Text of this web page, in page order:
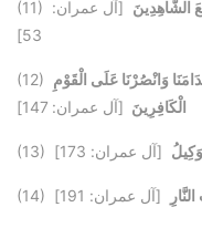
(11) الشَّاهِدِينَ [آل عمران:
53]
(12) وَانْصُرْنَا عَلَى الْقَوْمِ
الْكَافِرِينَ [آل عمران: 147]
(13) [آل عمران: 173]
(14) [آل عمران: 191]